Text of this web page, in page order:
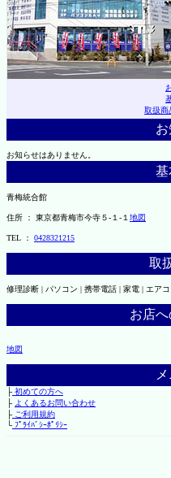
取扱商
お知らせはありません。
基
青梅統合館
住所 ： 東京都青梅市今寺５-１-１ 地図
TEL ： 0428321215
取
修理診断 | パソコン | 携帯電話 | 家電 | エア
お店
地図
├初めての方へ
├ よくあるお問い合わせ
├ご利用規約
└ﾌﾟﾗｲﾊﾞｼｰﾎﾟﾘｼｰ